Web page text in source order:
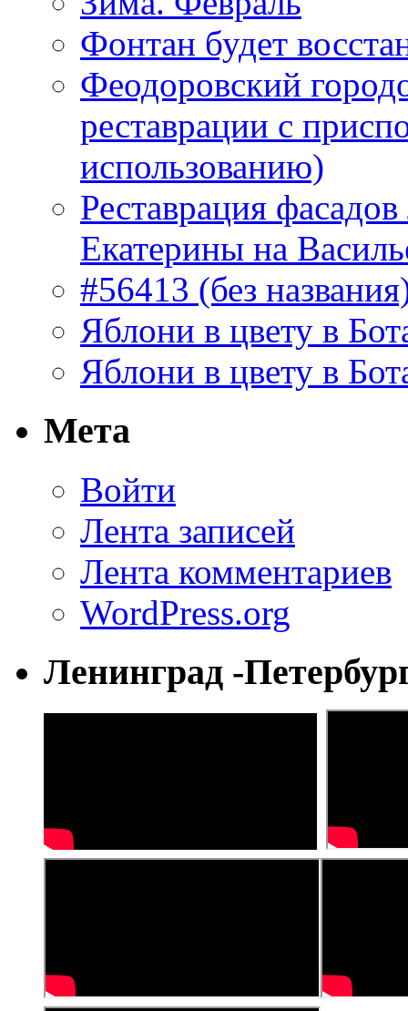
Фонтан будет
Феодоровский
реставрации с
использованию)
Реставрация
Екатерины на
#56413 (без
Яблони в цвету в
Яблони в цвету в
Мета
Войти
Лента записей
Лента комментариев
WordPress.org
Ленинград -